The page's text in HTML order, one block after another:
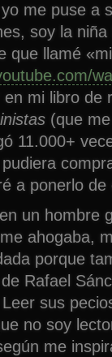
me puse a
soy la
que llamé
mi libro de
(que
11.000+
a ponerlo
un hombre
ahogaba,
porque
Rafael
sus
no soy
me